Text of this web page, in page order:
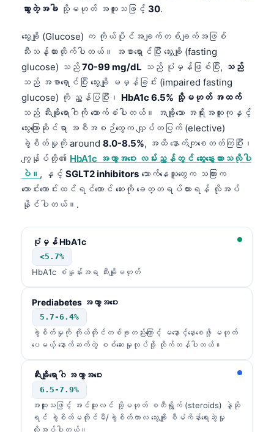
သွားတဲ့အခါ သို့မဟုတ် အထူးသဖြင့် 30.
သွေးချို (Glucose) က ကိုယ်ပိုင်အချက်တစ်ချက်အဖြစ်
သီးသန့်ထားထိုက်ပါတယ်။ အစာရှောင်ပြီး သွေးချို (fasting
glucose) သည် 70-99 mg/dL သည် ပုံမှန်ဖြစ်ပြီး, သည်
သည် အစာရှောင်ပြီး သွေးချို မမှန်ခြင်း (impaired fasting
glucose) ကို ညွှန်ပြပြီး၊ HbA1c 6.5% သို့မဟုတ် အထက်
သည် ဆီးချိုရောဂါကို ထောက်ခံပါတယ်။ အချို့သော အရိုးအထူးကုနှင့်
သွေးကြောဆိုင်ရာ အစီအစဉ်တွေက လျှပ်တပြက် (elective)
ခွဲစိတ်မှုကို around 8.0-8.5%, အထိ နောက်ကျစေတတ်ကြပြီး၊
ကျွန်ုပ်တို့၏ HbA1c အကွာအဝေး လမ်းညွှန်တွင် ဆွေးနွေးထားသလိုပါ
ပဲ။ , နှင့် SGLT2 inhibitors သောက်နေသူတွေက သကြားက
ကောင်းကောင်းထင်ရင်တောင် ဆေးကို ခေတ္တရပ်ထားရန် လိုအပ်
နိုင်ပါတယ်။.
ပုံမှန် HbA1c
<5.7%
HbA1c စံနှုန်းအရ ဆီးချိုမဟုတ်
Prediabetes အကွာအဝေး
5.7-6.4%
ခွဲစိတ်မှုကို ကိုယ်တိုင်တစ်ခုတည်းကြောင့် မနှောင့်နှေးစေဖို့ မဟုတ်
ပေမယ့် နောက်ဆက်တွဲ စစ်ဆေးမှုလုပ်ဖို့ ထိုက်တန်ပါတယ်။
ဆီးချိုရောဂါ အကွာအဝေး
6.5-7.9%
အထူးသဖြင့် အင်ဆူလင် သို့မဟုတ် စတီရွိုက် (steroids) နဲ့ဆို
ရင် ခွဲစိတ်မတိုင်မီ/ခွဲစိတ်ကာလ သွေးချို စီမံကိန်းရေးဆွဲမှု
လိုအပ်ပါတယ်။